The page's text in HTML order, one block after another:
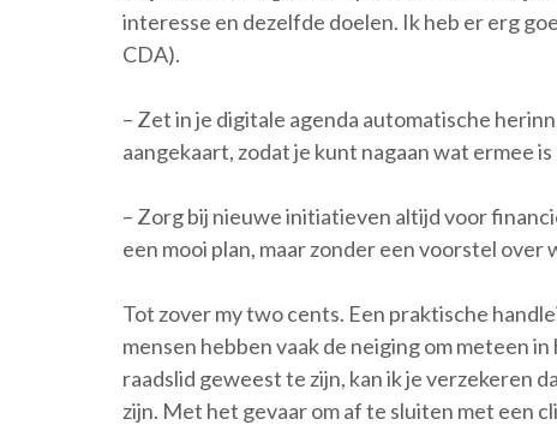
interesse en dezelfde doelen. Ik heb er erg
CDA).
– Zet in je digitale agenda automatische
aangekaart, zodat je kunt nagaan wat ermee
– Zorg bij nieuwe initiatieven altijd voor
een mooi plan, maar zonder een voorstel over
Tot zover my two cents. Een praktische
mensen hebben vaak de neiging om meteen
raadslid geweest te zijn, kan ik je verzekeren
zijn. Met het gevaar om af te sluiten met een